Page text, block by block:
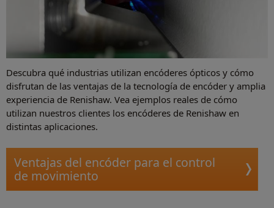
Descubra qué industrias utilizan encóderes ópticos y cómo
disfrutan de las ventajas de la tecnología de encóder y amplia
experiencia de Renishaw. Vea ejemplos reales de cómo
utilizan nuestros clientes los encóderes de Renishaw en
distintas aplicaciones.
Ventajas del encóder para el control
de movimiento